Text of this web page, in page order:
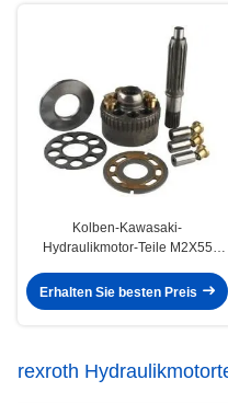
Kolben-Kawasaki-
Hydraulikmotor-Teile M2X55
des Bagger-DNB60
Erhalten Sie besten Preis
rexroth